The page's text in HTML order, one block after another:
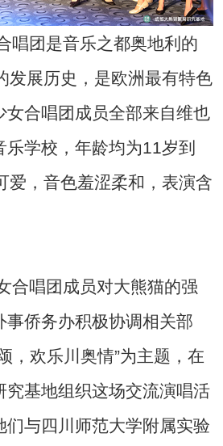
团是音乐之都奥地利的
发展历史，是欧洲最有特色
女合唱团成员全部来自维也
学校，年龄均为11岁到
爱，音色羞涩柔和，表演含
唱团成员对大熊猫的强
事侨务办积极协调相关部
，欢乐川奥情”为主题，在
究基地组织这场交流演唱活
们与四川师范大学附属实验